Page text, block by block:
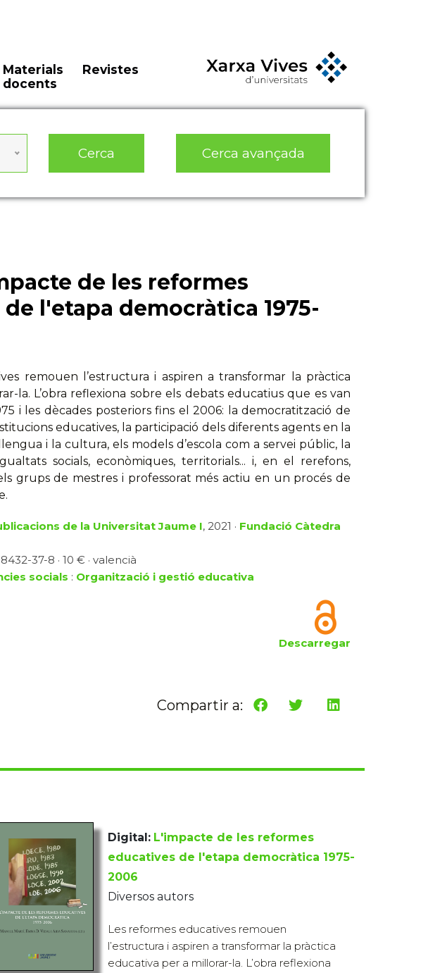
Materials
docents
Revistes
Cerca Cerca avançada
de les reformes
l'etapa democràtica 1975-
remouen l’estructura i aspiren a transformar la pràctica
la. L’obra reflexiona sobre els debats educatius que es van
i les dècades posteriors fins el 2006: la democratització de
educatives, la participació dels diferents agents en la
i la cultura, els models d’escola com a servei públic, la
socials, econòmiques, territorials... i, en el rerefons,
grups de mestres i professorat més actiu en un procés de
de la Universitat Jaume I, 2021 · Fundació Càtedra
37-8 · 10 € · valencià
socials : Organització i gestió educativa
Descarregar
Compartir a:
Digital: L'impacte de les reformes
educatives de l'etapa democràtica 1975-
2006
Diversos autors
Les reformes educatives remouen
l’estructura i aspiren a transformar la pràctica
educativa per a millorar-la. L’obra reflexiona